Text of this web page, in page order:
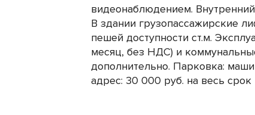
видеонаблюдением.
В здании грузопассажирские
пешей доступности ст.м.
месяц, без НДС) и
дополнительно. Парковка:
адрес: 30 000 руб. на весь срок